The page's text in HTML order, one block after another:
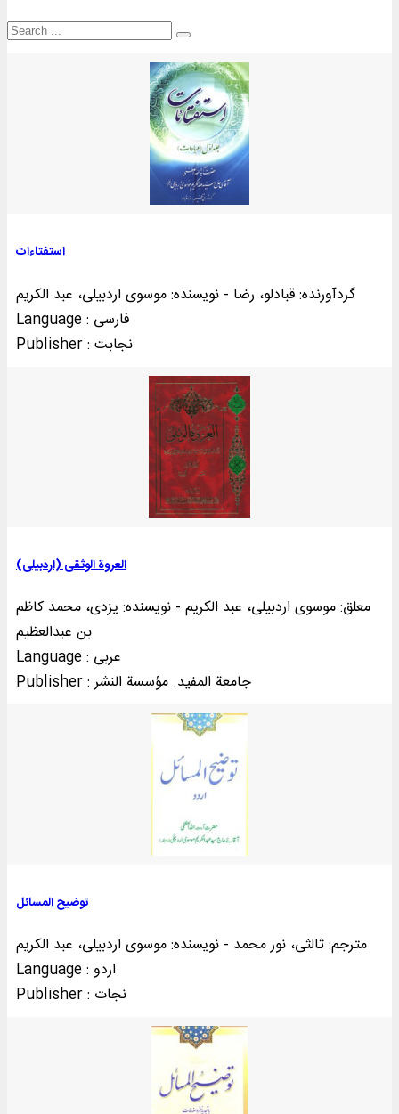
استفتاءات
گردآورنده: قبادلو، رضا - نویسنده: موسوی اردبیلی، عبد الکریم
Language : فارسی
Publisher : نجابت
العروة الوثقی (اردبيلی)
معلق: موسوی اردبیلی، عبد الکریم - نویسنده: یزدی، محمد کاظم
بن عبدالعظیم
Language : عربی
Publisher : جامعة المفيد. مؤسسة النشر
توضيح المسائل
مترجم: ثالثی، نور محمد - نویسنده: موسوی اردبیلی، عبد الکریم
Language : اردو
Publisher : نجات